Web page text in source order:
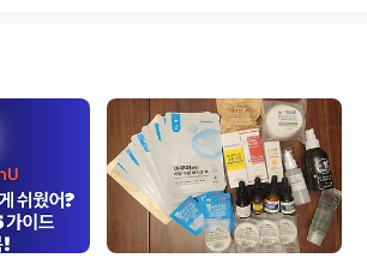
취하면 좋은 음식, 운동 종류,
제 등을 비교한 표입니다.항목 5
식1. 고구마, 당근, 브로콜리
(단백질, 식이섬유) 3. 연어,
4. 시금치, 케일 (철분..